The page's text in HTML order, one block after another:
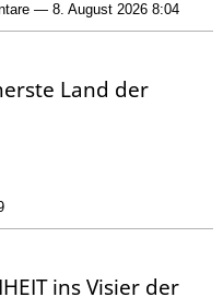
— 8. August 2026 8:04
Land der
ins Visier der